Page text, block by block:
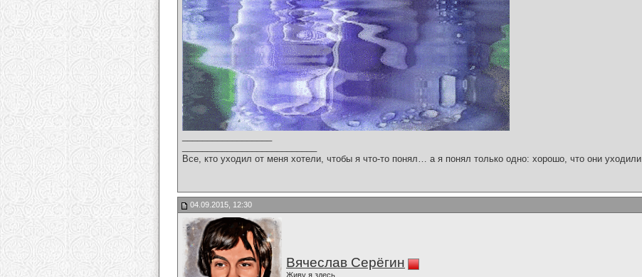
Все, кто уходил от меня хотели, чтобы я что-то понял… а я понял только одно: хорошо, что они уходили.
04.09.2015, 12:30
Вячеслав Серёгин
Живу я здесь